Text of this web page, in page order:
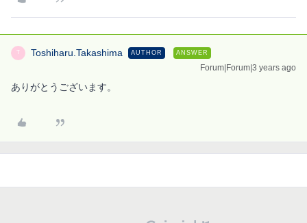
T Toshiharu.Takashima AUTHOR ANSWER
Forum|Forum|3 years ago
ありがとうございます。